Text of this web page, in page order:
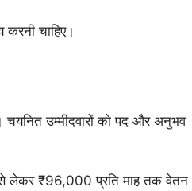
चाहिए।
उम्मीदवारों को पद और अनुभव
से लेकर ₹96,000 प्रति माह तक वेतन